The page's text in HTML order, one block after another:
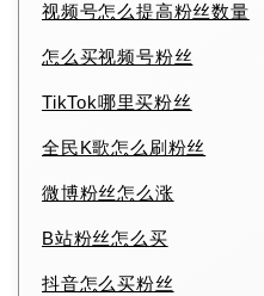
视频号怎么提高粉丝数量
怎么买视频号粉丝
TikTok哪里买粉丝
全民K歌怎么刷粉丝
微博粉丝怎么涨
B站粉丝怎么买
抖音怎么买粉丝